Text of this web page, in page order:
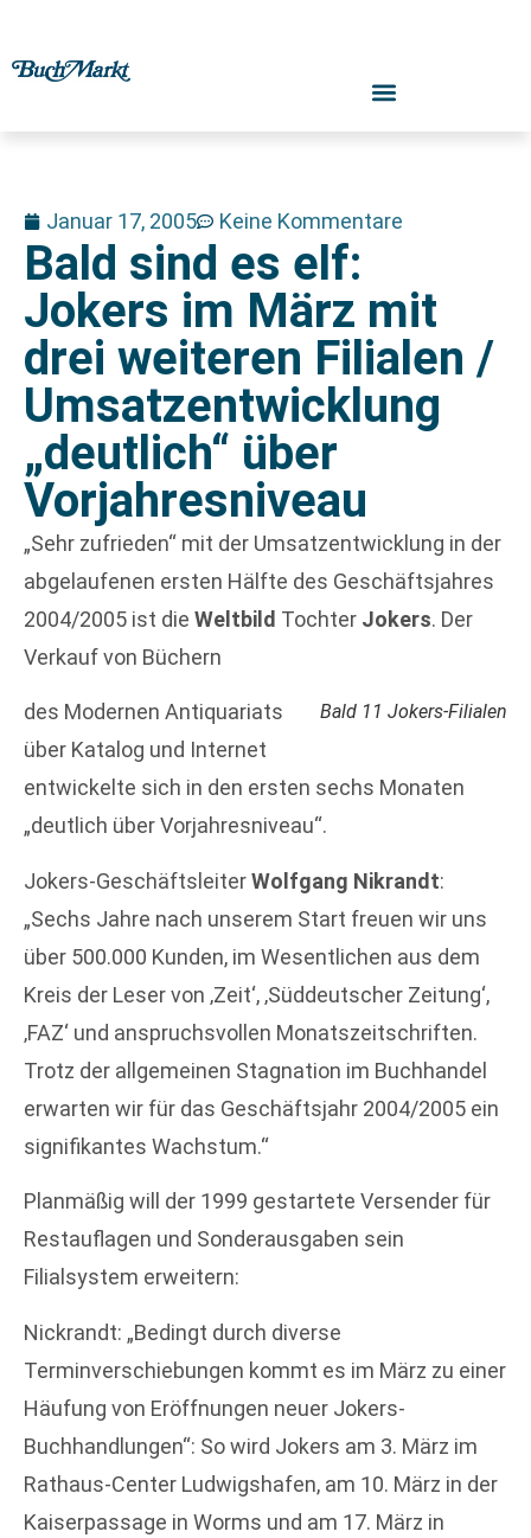
Januar 17, 2005 Keine Kommentare
Bald sind es elf:
Jokers im März mit
drei weiteren Filialen /
Umsatzentwicklung
„deutlich“ über
Vorjahresniveau
„Sehr zufrieden“ mit der Umsatzentwicklung in der
abgelaufenen ersten Hälfte des Geschäftsjahres
2004/2005 ist die Weltbild Tochter Jokers. Der
Verkauf von Büchern
Bald 11 Jokers-Filialen
des Modernen Antiquariats
über Katalog und Internet
entwickelte sich in den ersten sechs Monaten
„deutlich über Vorjahresniveau“.
Jokers-GeschäftsleiterWolfgang Nikrandt:
„Sechs Jahre nach unserem Start freuen wir uns
über 500.000 Kunden, im Wesentlichen aus dem
Kreis der Leser von ‚Zeit‘, ‚Süddeutscher Zeitung‘,
‚FAZ‘ und anspruchsvollen Monatszeitschriften.
Trotz der allgemeinen Stagnation im Buchhandel
erwarten wir für das Geschäftsjahr 2004/2005 ein
signifikantes Wachstum.“
Planmäßig will der 1999 gestartete Versender für
Restauflagen und Sonderausgaben sein
Filialsystem erweitern:
Nickrandt: „Bedingt durch diverse
Terminverschiebungen kommt es im März zu einer
Häufung von Eröffnungen neuer Jokers-
Buchhandlungen“: So wird Jokers am 3. März im
Rathaus-Center Ludwigshafen, am 10. März in der
Kaiserpassage in Worms und am 17. März in